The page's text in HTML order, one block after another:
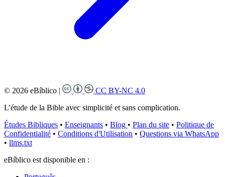
© 2026 eBíblico |
CC BY-NC 4.0
L'étude de la Bible avec simplicité et sans complication.
Études Bibliques • Enseignants • Blog • Plan du site • Politique de
Confidentialité • Conditions d'Utilisation • Questions via WhatsApp
• llms.txt
eBíblico est disponible en :